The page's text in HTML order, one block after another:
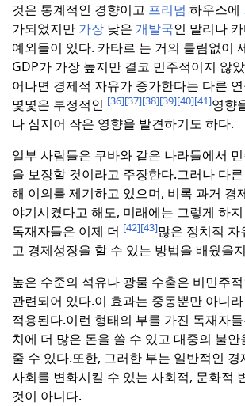
것은 통계적인 경향이고 프리덤 하우스에
가되었지만 가장 낮은 개발국인 말리나
예외들이 있다. 카타르 는 거의 틀림없이
GDP가 가장 높지만 결코 민주적이지 않
어나면 경제적 자유가 증가한다는 다른
몇몇은 부정적인 [36][37][38][39][40][41]영향
나 심지어 작은 영향을 발견하기도 하다.
일부 사람들은 쿠바와 같은 나라들에서
을 보장할 것이라고 주장한다.그러나 다
해 이의를 제기하고 있으며, 비록 과거 경
야기시켰다고 해도, 미래에는 그렇게 하
독재자들은 이제 더 [42][43]많은 정치적
고 경제성장을 할 수 있는 방법을 배웠을
높은 수준의 석유나 광물 수출은 비민주
관련되어 있다.이 효과는 중동뿐만 아니
적용된다.이런 형태의 부를 가진 독재자
치에 더 많은 돈을 쓸 수 있고 대중의 불
줄 수 있다.또한, 그러한 부는 일반적인 경
사회를 변화시킬 수 있는 사회적, 문화적
것이 아니다.